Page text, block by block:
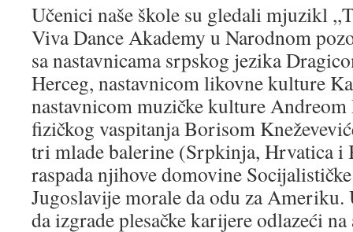
Učenici naše škole su gledali mjuzikl
Viva Dance Akademy u Narodnom
sa nastavnicama srpskog jezika
Herceg, nastavnicom likovne kulture
nastavnicom muzičke kulture
fizičkog vaspitanja Borisom
tri mlade balerine (Srpkinja, Hrvatica i
raspada njihove domovine
Jugoslavije morale da odu za
da izgrade plesačke karijere odlazeći